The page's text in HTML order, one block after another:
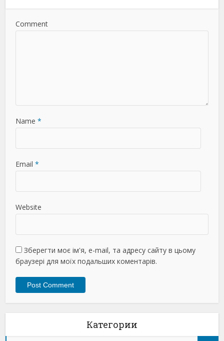
Comment
Name *
Email *
Website
Зберегти моє ім'я, e-mail, та адресу сайту в цьому
браузері для моїх подальших коментарів.
Категории